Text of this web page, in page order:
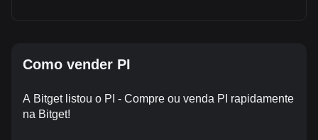
Como vender PI
A Bitget listou o PI - Compre ou venda PI rapidamente
na Bitget!